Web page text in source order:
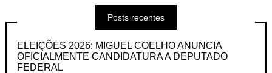
Posts recentes
ELEIÇÕES 2026: MIGUEL COELHO ANUNCIA
OFICIALMENTE CANDIDATURA A DEPUTADO
FEDERAL